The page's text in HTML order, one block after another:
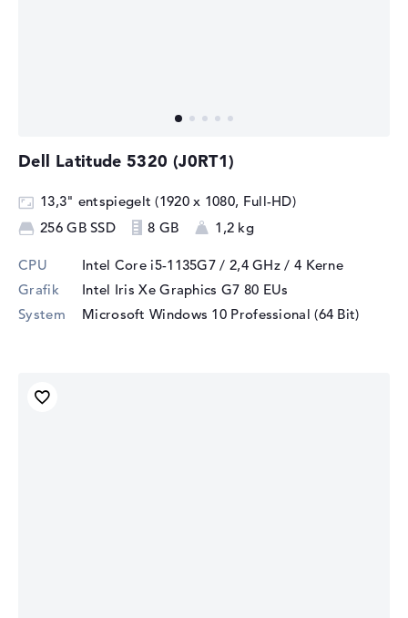
Dell Latitude 5320 (J0RT1)
13,3" entspiegelt (1920 x 1080, Full-HD)
256 GB SSD
8 GB 1,2 kg
CPU Intel Core i5-1135G7 / 2,4 GHz / 4 Kerne
Grafik
Intel Iris Xe Graphics G7 80 EUs
System
Microsoft Windows 10 Professional (64 Bit)